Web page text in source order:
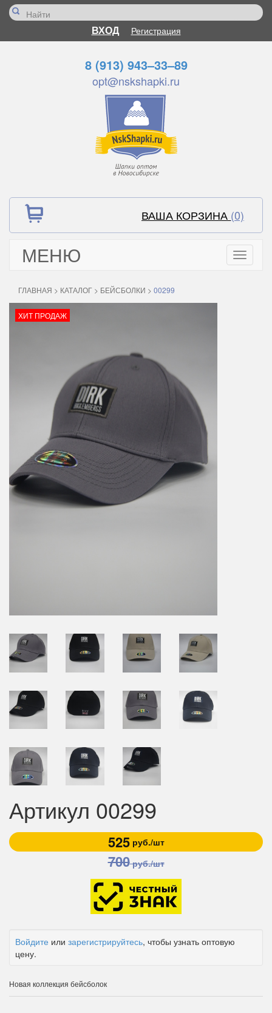
ВХОД Регистрация
8 (913) 943–33–89
opt@nskshapki.ru
ВАША КОРЗИНА (0)
МЕНЮ
Toggle
ГЛАВНАЯ > КАТАЛОГ > БЕЙСБОЛКИ > 00299
ХИТ ПРОДАЖ
Артикул 00299
525руб./шт
700руб./шт
Войдите или зарегистрируйтесь, чтобы узнать оптовую
цену.
Новая коллекция бейсболок